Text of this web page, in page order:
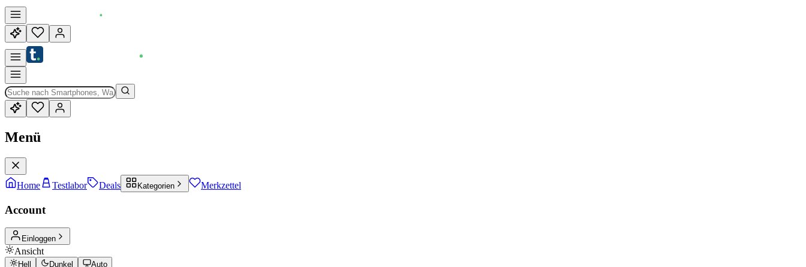
Menü
Home Testlabor Deals Kategorien Merkzettel
Account
Einloggen
Ansicht
Hell Dunkel Auto